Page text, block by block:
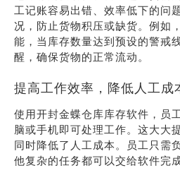
工记账容易出错、效率低下的问
况，防止货物积压或缺货。例如
能，当库存数量达到预设的警戒
醒，确保货物的正常流动。
提高工作效率，降低人工成
使用开封金蝶仓库库存软件，员
脑或手机即可处理工作。这大大
同时降低了人工成本。员工只需
他复杂的任务都可以交给软件完